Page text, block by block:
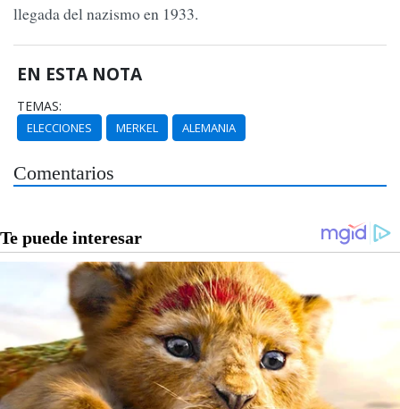
llegada del nazismo en 1933.
EN ESTA NOTA
TEMAS:
ELECCIONES MERKEL ALEMANIA
Comentarios